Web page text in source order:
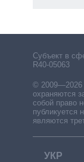
Субъект в
R40-05063
© 2009—2026
охраняются
собой право
публикуется
являются
УКР